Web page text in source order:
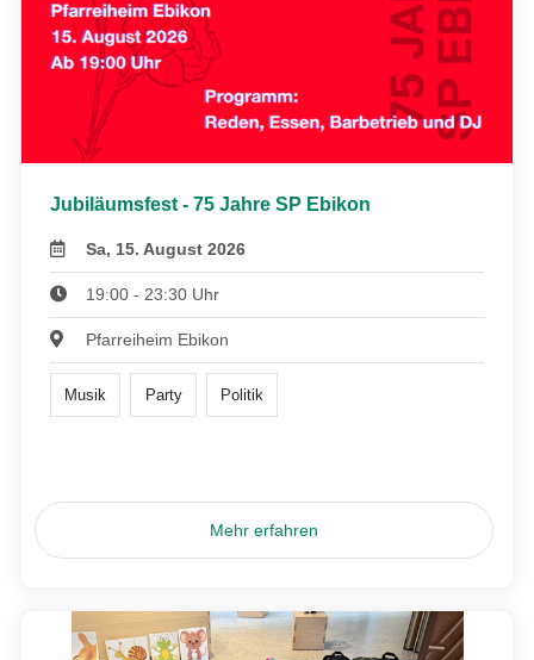
Jubiläumsfest - 75 Jahre SP Ebikon
Sa, 15. August 2026
19:00 - 23:30 Uhr
Pfarreiheim Ebikon
Musik Party Politik
Mehr erfahren